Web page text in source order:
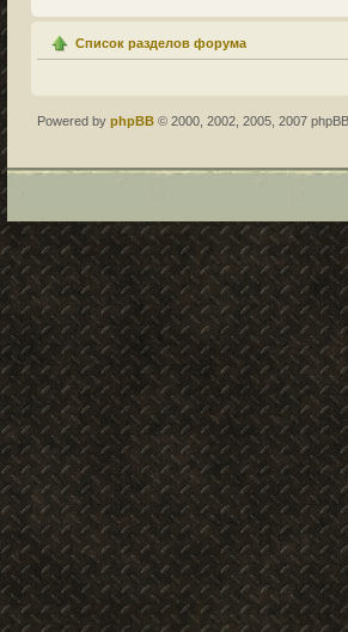
Список разделов форума
Powered by phpBB © 2000, 2002, 2005, 2007